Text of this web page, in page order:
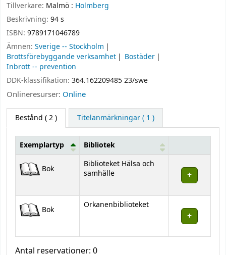
Tillverkare: Malmö : Holmberg
Beskrivning: 94 s
ISBN: 9789171046789
Ämnen: Sverige -- Stockholm
Brottsförebyggande verksamhet
Bostäder
Inbrott -- prevention
DDK-klassifikation: 364.162209485 23/swe
Onlineresurser: Online
Bestånd ( 2 ) Titelanmärkningar ( 1 )
Bestånd
Exemplartyp Bibliotek
Bok
Biblioteket Hälsa och
samhälle
Bok Orkanenbiblioteket
Antal reservationer: 0